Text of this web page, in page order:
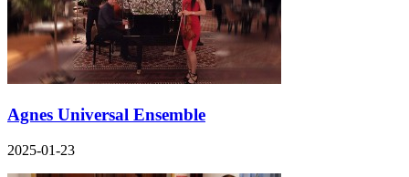
Agnes Universal Ensemble
2025-01-23